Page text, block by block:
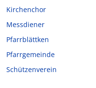
Kirchenchor
Messdiener
Pfarrblättken
Pfarrgemeinde
Schützenverein